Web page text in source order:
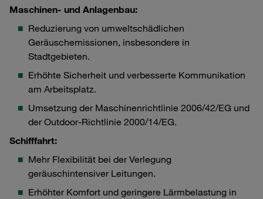
Maschinen- und Anlagenbau:
Reduzierung von umweltschädlichen
Geräuschemissionen, insbesondere in
Stadtgebieten.
Erhöhte Sicherheit und verbesserte Kommunikation
am Arbeitsplatz.
Umsetzung der Maschinenrichtlinie 2006/42/EG und
der Outdoor-Richtlinie 2000/14/EG.
Schifffahrt:
Mehr Flexibilität bei der Verlegung
geräuschintensiver Leitungen.
Erhöhter Komfort und geringere Lärmbelastung in